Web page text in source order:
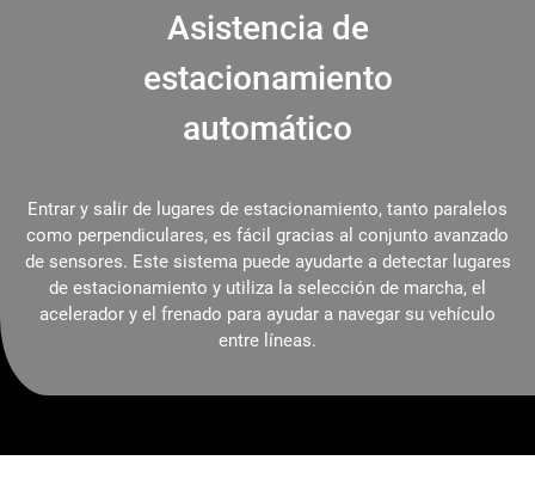
Asistencia de
estacionamiento
automático
Entrar y salir de lugares de estacionamiento, tanto paralelos
como perpendiculares, es fácil gracias al conjunto avanzado
de sensores. Este sistema puede ayudarte a detectar lugares
de estacionamiento y utiliza la selección de marcha, el
acelerador y el frenado para ayudar a navegar su vehículo
entre líneas.